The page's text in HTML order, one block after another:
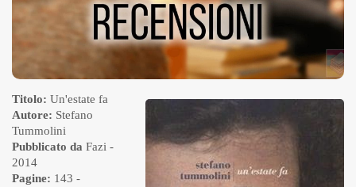
Titolo: Un'estate fa
Autore: Stefano
Tummolini
Pubblicato da Fazi -
2014
Pagine: 143 -